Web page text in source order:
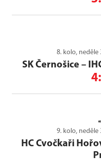
8. kolo, neděle
SK Černošice –
9. kolo, neděle
HC Cvočkaři